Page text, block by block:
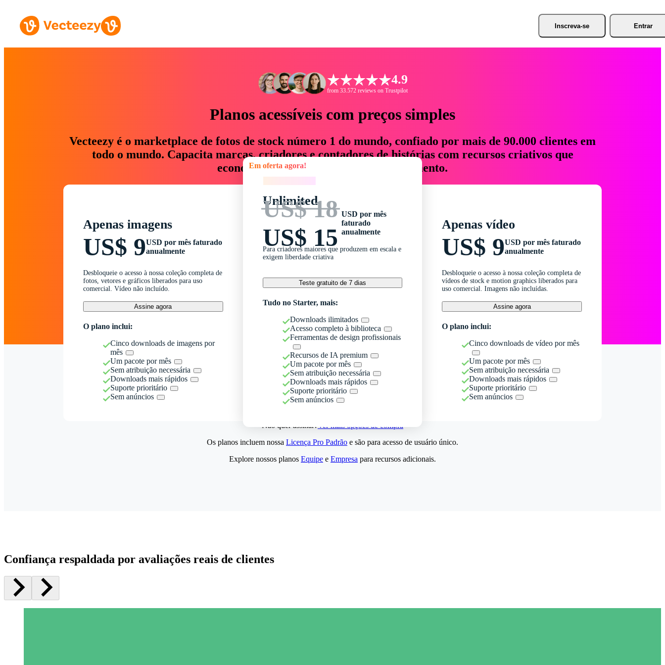
Inscreva-se Entrar
4.9
from 33.572 reviews on Trustpilot
Planos acessíveis com preços simples
Vecteezy é o marketplace de fotos de stock número 1 do mundo, confiado por mais de 90.000 clientes em
todo o mundo. Capacita marcas, criadores e contadores de histórias com recursos criativos que
economizam até 76% em tempo e orçamento.
Apenas imagens
US$ 9USD por mês faturado
anualmente
Desbloqueie o acesso à nossa coleção completa de
fotos, vetores e gráficos liberados para uso
comercial. Vídeo não incluído.
Assine agora
O plano inclui:
Cinco downloads de imagens por
mês
Um pacote por mês
Sem atribuição necessária
Downloads mais rápidos
Suporte prioritário
Sem anúncios
Em oferta agora!
Unlimited
US$ 18
US$ 15
USD por mês
faturado
anualmente
Para criadores maiores que produzem em escala e
exigem liberdade criativa
Teste gratuito de 7 dias
Tudo no Starter, mais:
Downloads ilimitados
Acesso completo à biblioteca
Ferramentas de design profissionais
Recursos de IA premium
Um pacote por mês
Sem atribuição necessária
Downloads mais rápidos
Suporte prioritário
Sem anúncios
Apenas vídeo
US$ 9USD por mês faturado
anualmente
Desbloqueie o acesso à nossa coleção completa de
vídeos de stock e motion graphics liberados para
uso comercial. Imagens não incluídas.
Assine agora
O plano inclui:
Cinco downloads de vídeo por mês
Um pacote por mês
Sem atribuição necessária
Downloads mais rápidos
Suporte prioritário
Sem anúncios
Não quer assinar?Ver mais opções de compra
Os planos incluem nossa Licença Pro Padrão e são para acesso de usuário único.
Explore nossos planos Equipe e Empresa para recursos adicionais.
Confiança respaldada por avaliações reais de clientes